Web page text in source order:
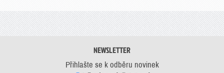
NEWSLETTER
Přihlašte se k odběru novinek